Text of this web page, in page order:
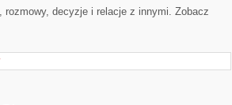
rozmowy, decyzje i relacje z innymi. Zobacz